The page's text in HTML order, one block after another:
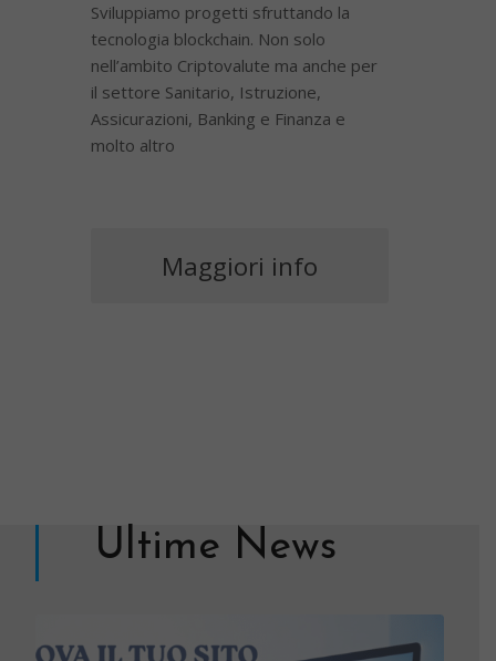
Sviluppiamo progetti sfruttando la
tecnologia blockchain. Non solo
nell’ambito Criptovalute ma anche per
il settore Sanitario, Istruzione,
Assicurazioni, Banking e Finanza e
molto altro
Maggiori info
Ultime News